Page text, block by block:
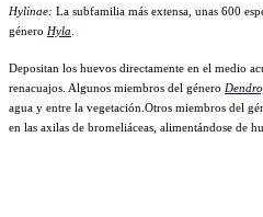
Hylinae: La subfamilia más extensa, unas 600
género Hyla
Depositan los huevos directamente en el medio
renacuajos. Algunos miembros del género
agua y entre la vegetación. Otros miembros del
en las axilas de bromeliáceas, alimentándose de